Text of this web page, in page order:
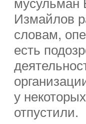
Измайлов
словам,
есть
у
отпустили.